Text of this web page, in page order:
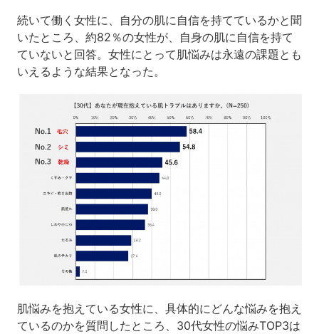
続いて働く女性に、自分の肌に自信を持てているかと聞
いたところ、約82％の女性が、自身の肌に自信を持て
ていないと回答。女性にとって肌悩みは永遠の課題とも
いえるような結果となった。
肌悩みを抱えている女性に、具体的にどんな悩みを抱え
ているのかを質問したところ、30代女性の悩みTOP3は